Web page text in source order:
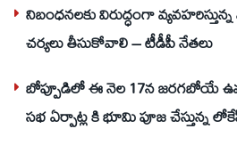
నిబంధనలకు విరుద్ధంగా
చర్యలు తీసుకోవాలి – టీడీపీ నేతలు
బోప్పూడిలో ఈ నెల 17న జరగబోయే
సభ ఏర్పాట్ల కి భూమి పూజ చేస్తున్న